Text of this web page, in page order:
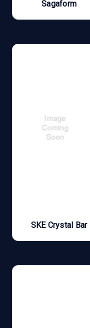
Sagaform
SKE Crystal Bar